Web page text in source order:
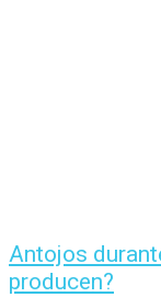
Antojos
producen?